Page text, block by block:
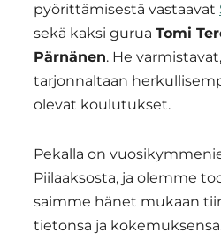
pyörittämisestä vastaavat
sekä kaksi gurua Tomi
Pärnänen. He
tarjonnaltaan
olevat koulutukset.
Pekalla on
Piilaaksosta, ja olemme
saimme hänet mukaan
tietonsa ja